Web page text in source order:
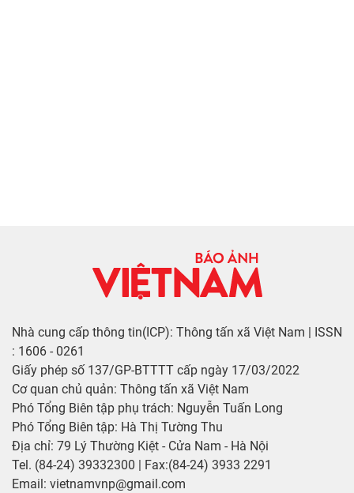
Nhà cung cấp thông tin(ICP): Thông tấn xã Việt Nam | ISSN
: 1606 - 0261
Giấy phép số 137/GP-BTTTT cấp ngày 17/03/2022
Cơ quan chủ quản: Thông tấn xã Việt Nam
Phó Tổng Biên tập phụ trách: Nguyễn Tuấn Long
Phó Tổng Biên tập: Hà Thị Tường Thu
Địa chỉ: 79 Lý Thường Kiệt - Cửa Nam - Hà Nội
Tel. (84-24) 39332300 | Fax:(84-24) 3933 2291
Email: vietnamvnp@gmail.com